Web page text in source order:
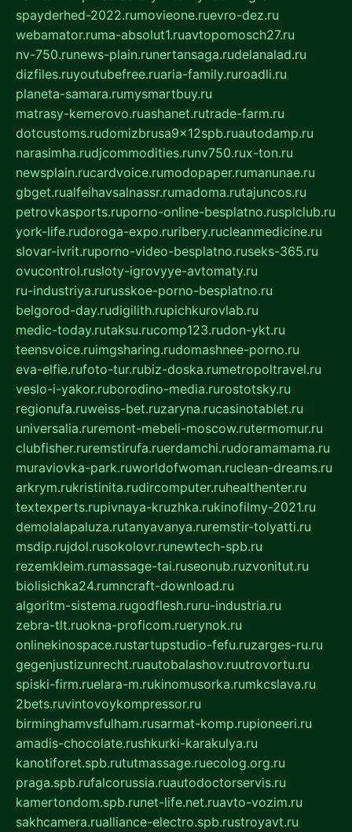
spayderhed-2022.rumovieone.ruevro-dez.ru
webamator.ruma-absolut1.ruavtopomosch27.ru
nv-750.runews-plain.runertansaga.rudelanalad.ru
dizfiles.ruyoutubefree.ruaria-family.ruroadli.ru
planeta-samara.rumysmartbuy.ru
matrasy-kemerovo.ruashanet.rutrade-farm.ru
dotcustoms.rudomizbrusa9x12spb.ruautodamp.ru
narasimha.rudjcommodities.runv750.rux-ton.ru
newsplain.rucardvoice.rumodopaper.rumanunae.ru
gbget.rualfeihavsalnassr.rumadoma.rutajuncos.ru
petrovkasports.ruporno-online-besplatno.rusplclub.ru
york-life.rudoroga-expo.ruribery.rucleanmedicine.ru
slovar-ivrit.ruporno-video-besplatno.ruseks-365.ru
ovucontrol.rusloty-igrovyye-avtomaty.ru
ru-industriya.rurusskoe-porno-besplatno.ru
belgorod-day.rudigilith.rupichkurovlab.ru
medic-today.rutaksu.rucomp123.rudon-ykt.ru
teensvoice.ruimgsharing.rudomashnee-porno.ru
eva-elfie.rufoto-tur.rubiz-doska.rumetropoltravel.ru
veslo-i-yakor.ruborodino-media.rurostotsky.ru
regionufa.ruweiss-bet.ruzaryna.rucasinotablet.ru
universalia.ruremont-mebeli-moscow.rutermomur.ru
clubfisher.ruremstirufa.ruerdamchi.rudoramamama.ru
muraviovka-park.ruworldofwoman.ruclean-dreams.ru
arkrym.rukristinita.rudircomputer.ruhealthenter.ru
textexperts.rupivnaya-kruzhka.rukinofilmy-2021.ru
demolalapaluza.rutanyavanya.ruremstir-tolyatti.ru
msdip.rujdol.rusokolovr.runewtech-spb.ru
rezemkleim.rumassage-tai.ruseonub.ruzvonitut.ru
biolisichka24.rumncraft-download.ru
algoritm-sistema.rugodflesh.ruru-industria.ru
zebra-tlt.ruokna-proficom.ruerynok.ru
onlinekinospace.rustartupstudio-fefu.ruzarges-ru.ru
gegenjustizunrecht.ruautobalashov.ruutrovortu.ru
spiski-firm.ruelara-m.rukinomusorka.rumkcslava.ru
2bets.ruvintovoykompressor.ru
birminghamvsfulham.rusarmat-komp.rupioneeri.ru
amadis-chocolate.rushkurki-karakulya.ru
kanotiforet.spb.rututmassage.ruecolog.org.ru
praga.spb.rufalcorussia.ruautodoctorservis.ru
kamertondom.spb.runet-life.net.ruavto-vozim.ru
sakhcamera.rualliance-electro.spb.rustroyavt.ru